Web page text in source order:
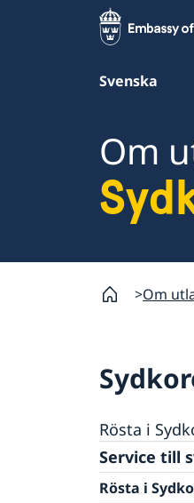
Svenska
Om
Om
Rösta i
Service till
Rösta i